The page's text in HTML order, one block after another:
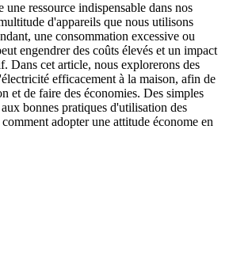
une ressource indispensable dans nos
d'appareils que nous utilisons
une consommation excessive ou
engendrer des coûts élevés et un impact
Dans cet article, nous explorerons des
efficacement à la maison, afin de
et de faire des économies. Des simples
bonnes pratiques d'utilisation des
adopter une attitude économe en